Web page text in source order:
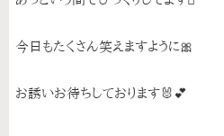
今日もたくさん笑えますように🎀
お誘いお待ちしております🐰💕